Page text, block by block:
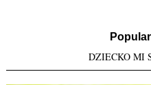
DZIECKO MI